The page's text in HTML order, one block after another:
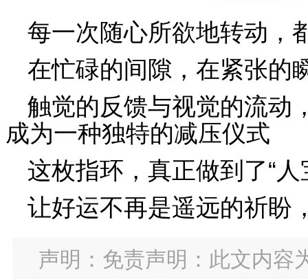
每一次随心所欲地转动，
在忙碌的间隙，在紧张的
触觉的反馈与视觉的流动
成为一种独特的减压仪式
这枚指环，真正做到了“人
让好运不再是遥远的祈盼
声明：免责声明：此文内容